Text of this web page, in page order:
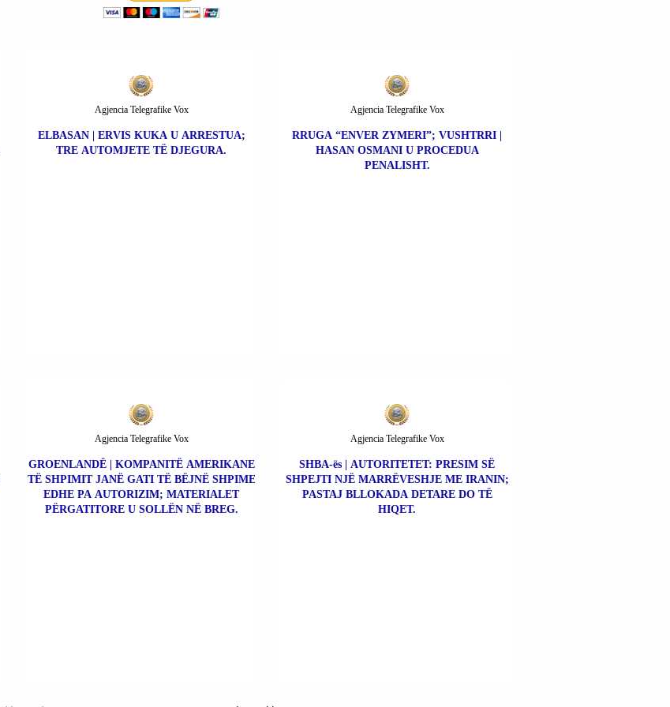
ELBASAN | ERVIS KUKA U ARRESTUA;
TRE AUTOMJETE TË DJEGURA.
Agjencia Telegrafike Vox
RRUGA “ENVER ZYMERI”; VUSHTRRI |
HASAN OSMANI U PROCEDUA
PENALISHT.
Agjencia Telegrafike Vox
GROENLANDË | KOMPANITË AMERIKANE
TË SHPIMIT JANË GATI TË BËJNË SHPIME
EDHE PA AUTORIZIM; MATERIALET
PËRGATITORE U SOLLËN NË BREG.
Agjencia Telegrafike Vox
SHBA-ës | AUTORITETET: PRESIM SË
SHPEJTI NJË MARRËVESHJE ME IRANIN;
PASTAJ BLLOKADA DETARE DO TË
HIQET.
Agjencia Telegrafike Vox